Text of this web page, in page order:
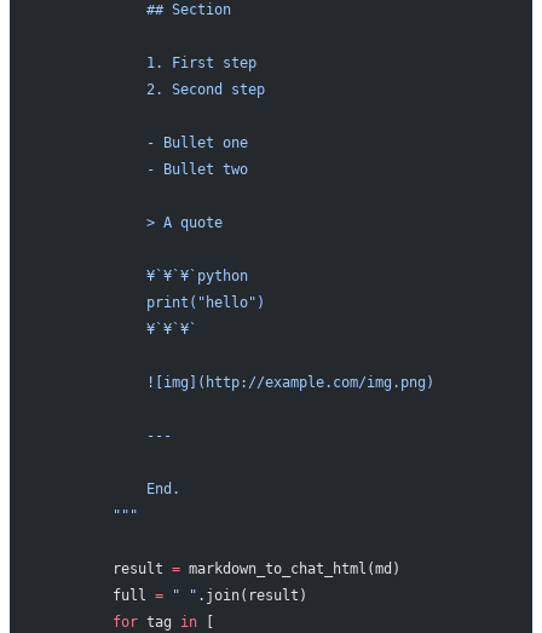
            ## Section
            1. First step
            2. Second step
            - Bullet one
            - Bullet two
            > A quote
            ¥`¥`¥`python
            print("hello")
            ¥`¥`¥`
            ![img](http://example.com/img.png)
            ---
            End.
        """
        result
= markdown_to_chat_html(md)
        full
= " " .join(result)
        for
tag in [